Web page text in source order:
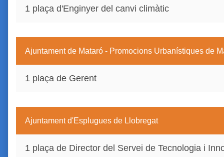
1 plaça d'Enginyer del canvi climàtic
Ajuntament de Mataró - Promocions Urbanístiques de
1 plaça de Gerent
Ajuntament d'Esplugues de Llobregat
1 plaça de Director del Servei de Tecnologia i